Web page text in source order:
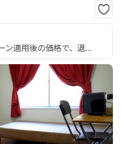
ン適用後の価格で、退...